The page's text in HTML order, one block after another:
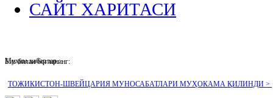
САЙТ ХАРИТАСИ
Муҳим хабарлар :
ТОЖИКИСТОН-ШВЕЙЦАРИЯ МУНОСАБАТЛАРИ МУҲОКАМА ҚИЛИНДИ >
Биз билан боғланинг: